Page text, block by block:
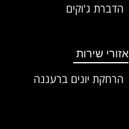
הדברת ג'וקים
אזורי שירות
הרחקת יונים ברעננה